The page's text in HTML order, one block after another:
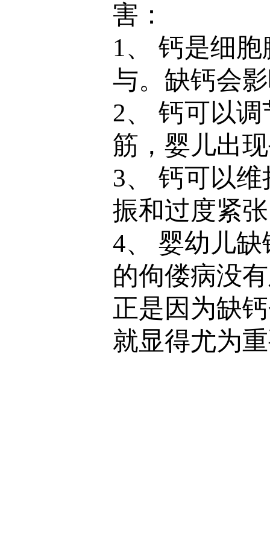
害：
1、 钙是细
与。缺钙会
2、 钙可以
筋，婴儿出
3、 钙可以
振和过度紧
4、 婴幼儿
的佝偻病没
正是因为缺
就显得尤为